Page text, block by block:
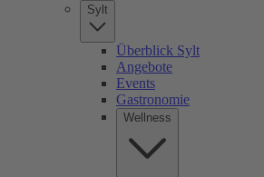
Sylt
Überblick Sylt
Angebote
Events
Gastronomie
Wellness